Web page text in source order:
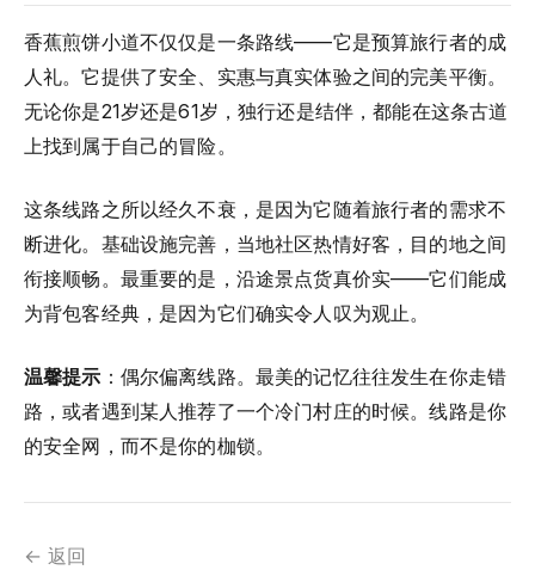
香蕉煎饼小道不仅仅是一条路线——它是预算旅行者的成
人礼。它提供了安全、实惠与真实体验之间的完美平衡。
无论你是21岁还是61岁，独行还是结伴，都能在这条古道
上找到属于自己的冒险。
这条线路之所以经久不衰，是因为它随着旅行者的需求不
断进化。基础设施完善，当地社区热情好客，目的地之间
衔接顺畅。最重要的是，沿途景点货真价实——它们能成
为背包客经典，是因为它们确实令人叹为观止。
温馨提示 ：偶尔偏离线路。最美的记忆往往发生在你走错
路，或者遇到某人推荐了一个冷门村庄的时候。线路是你
的安全网，而不是你的枷锁。
← 返回